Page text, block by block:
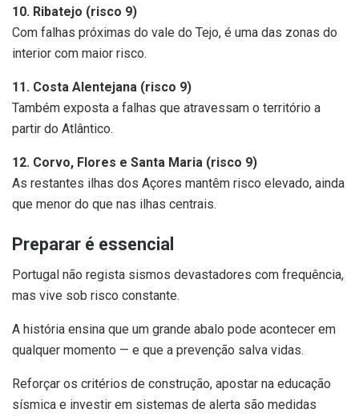
10. Ribatejo (risco 9)
Com falhas próximas do vale do Tejo, é uma das zonas do
interior com maior risco.
11. Costa Alentejana (risco 9)
Também exposta a falhas que atravessam o território a
partir do Atlântico.
12. Corvo, Flores e Santa Maria (risco 9)
As restantes ilhas dos Açores mantêm risco elevado, ainda
que menor do que nas ilhas centrais.
Preparar é essencial
Portugal não regista sismos devastadores com frequência,
mas vive sob risco constante.
A história ensina que um grande abalo pode acontecer em
qualquer momento — e que a prevenção salva vidas.
Reforçar os critérios de construção, apostar na educação
sísmica e investir em sistemas de alerta são medidas